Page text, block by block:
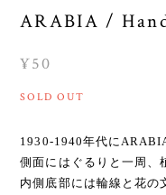
ARABIA /
¥50
SOLD OUT
1930-1940年代に
側面にはぐるりと一周、
内側底部には輪線と花の